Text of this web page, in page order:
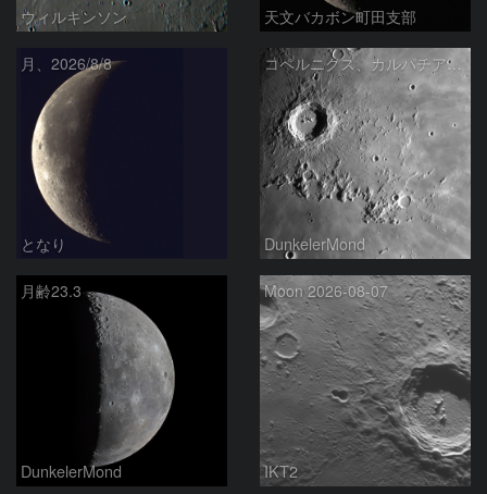
ウィルキンソン 天文バカボン町田支部
月、2026/8/8
となり
コペルニクス、カルパチア山脈付近
DunkelerMond
月齢23.3
DunkelerMond
Moon 2026-08-07
IKT2